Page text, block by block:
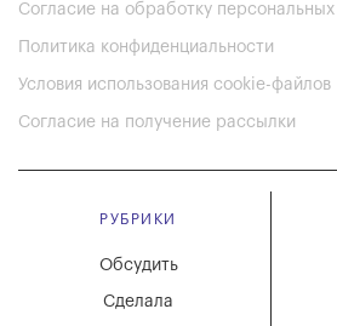
Согласие на обработку
Политика конфиденциальности
Условия использования cookie-файлов
Согласие на получение рассылки
РУБРИКИ
Обсудить
Сделала